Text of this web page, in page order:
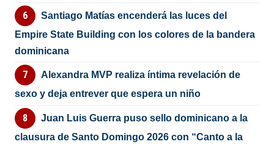
Santiago Matías encenderá las luces del
Empire State Building con los colores de la bandera
dominicana
Alexandra MVP realiza íntima revelación de
sexo y deja entrever que espera un niño
Juan Luis Guerra puso sello dominicano a la
clausura de Santo Domingo 2026 con “Canto a la